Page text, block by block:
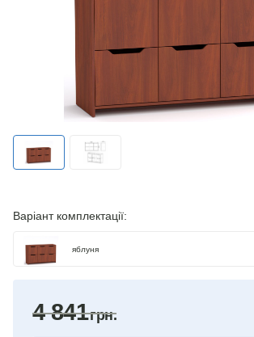
Варіант комплектації:
яблуня
горіх
4 841